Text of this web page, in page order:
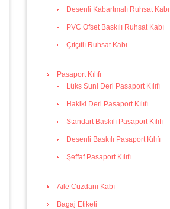
Desenli Kabartmalı Ruhsat Kabı
PVC Ofset Baskılı Ruhsat Kabı
Çıtçıtlı Ruhsat Kabı
Pasaport Kılıfı
Lüks Suni Deri Pasaport Kılıfı
Hakiki Deri Pasaport Kılıfı
Standart Baskılı Pasaport Kılıfı
Desenli Baskılı Pasaport Kılıfı
Şeffaf Pasaport Kılıfı
Aile Cüzdanı Kabı
Bagaj Etiketi